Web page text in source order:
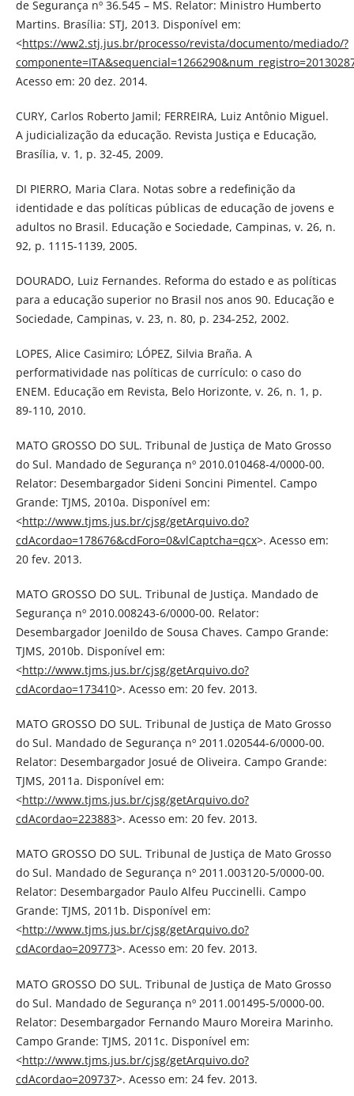
de Segurança nº 36.545 – MS. Relator: Ministro Humberto
Martins. Brasília: STJ, 2013. Disponível em:
<https://ww2.stj.jus.br/processo/revista/documento/mediado/?
Acesso em: 20 dez. 2014.
CURY, Carlos Roberto Jamil; FERREIRA, Luiz Antônio Miguel.
A judicialização da educação. Revista Justiça e Educação,
Brasília, v. 1, p. 32-45, 2009.
DI PIERRO, Maria Clara. Notas sobre a redefinição da
identidade e das políticas públicas de educação de jovens e
adultos no Brasil. Educação e Sociedade, Campinas, v. 26, n.
92, p. 1115-1139, 2005.
DOURADO, Luiz Fernandes. Reforma do estado e as políticas
para a educação superior no Brasil nos anos 90. Educação e
Sociedade, Campinas, v. 23, n. 80, p. 234-252, 2002.
LOPES, Alice Casimiro; LÓPEZ, Silvia Braña. A
performatividade nas políticas de currículo: o caso do
ENEM. Educação em Revista, Belo Horizonte, v. 26, n. 1, p.
89-110, 2010.
MATO GROSSO DO SUL. Tribunal de Justiça de Mato Grosso
do Sul. Mandado de Segurança nº 2010.010468-4/0000-00.
Relator: Desembargador Sideni Soncini Pimentel. Campo
Grande: TJMS, 2010a. Disponível em:
<http://www.tjms.jus.br/cjsg/getArquivo.do?
cdAcordao=178676&cdForo=0&vlCaptcha=qcx>. Acesso em:
20 fev. 2013.
MATO GROSSO DO SUL. Tribunal de Justiça. Mandado de
Segurança nº 2010.008243-6/0000-00. Relator:
Desembargador Joenildo de Sousa Chaves. Campo Grande:
TJMS, 2010b. Disponível em:
<http://www.tjms.jus.br/cjsg/getArquivo.do?
cdAcordao=173410>. Acesso em: 20 fev. 2013.
MATO GROSSO DO SUL. Tribunal de Justiça de Mato Grosso
do Sul. Mandado de Segurança nº 2011.020544-6/0000-00.
Relator: Desembargador Josué de Oliveira. Campo Grande:
TJMS, 2011a. Disponível em:
<http://www.tjms.jus.br/cjsg/getArquivo.do?
cdAcordao=223883>. Acesso em: 20 fev. 2013.
MATO GROSSO DO SUL. Tribunal de Justiça de Mato Grosso
do Sul. Mandado de Segurança nº 2011.003120-5/0000-00.
Relator: Desembargador Paulo Alfeu Puccinelli. Campo
Grande: TJMS, 2011b. Disponível em:
<http://www.tjms.jus.br/cjsg/getArquivo.do?
cdAcordao=209773>. Acesso em: 20 fev. 2013.
MATO GROSSO DO SUL. Tribunal de Justiça de Mato Grosso
do Sul. Mandado de Segurança nº 2011.001495-5/0000-00.
Relator: Desembargador Fernando Mauro Moreira Marinho.
Campo Grande: TJMS, 2011c. Disponível em:
<http://www.tjms.jus.br/cjsg/getArquivo.do?
cdAcordao=209737>. Acesso em: 24 fev. 2013.